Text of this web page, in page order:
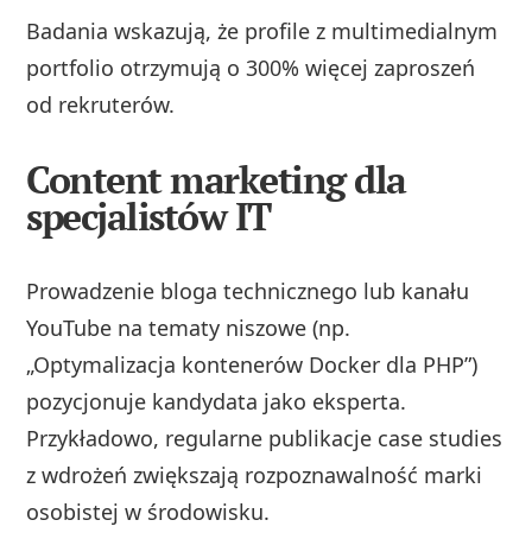
Badania wskazują, że profile z multimedialnym
portfolio otrzymują o 300% więcej zaproszeń
od rekruterów.
Content marketing dla
specjalistów IT
Prowadzenie bloga technicznego lub kanału
YouTube na tematy niszowe (np.
„Optymalizacja kontenerów Docker dla PHP”)
pozycjonuje kandydata jako eksperta.
Przykładowo, regularne publikacje case studies
z wdrożeń zwiększają rozpoznawalność marki
osobistej w środowisku.